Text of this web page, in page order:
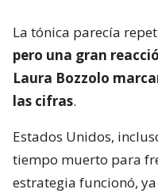
La tónica parecía
pero una gran
Laura Bozzolo
las cifras.
Estados Unidos,
tiempo muerto para
estrategia funcionó,